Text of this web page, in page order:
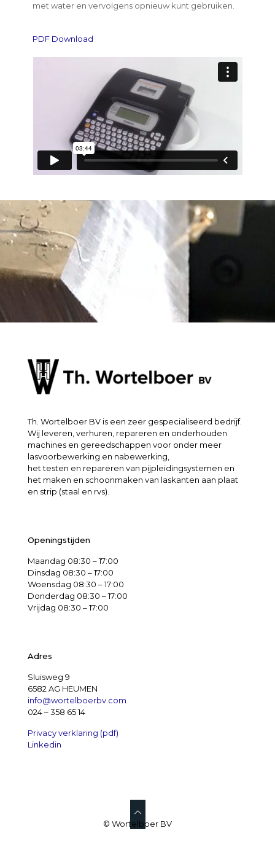
met water en vervolgens opnieuw kunt gebruiken.
PDF Download
Th. Wortelboer BV is een zeer gespecialiseerd bedrijf.
Wij leveren, verhuren, repareren en onderhouden
machines en gereedschappen voor onder meer
lasvoorbewerking en nabewerking,
het testen en repareren van pijpleidingsystemen en
het maken en schoonmaken van laskanten aan plaat
en strip (staal en rvs).
Openingstijden
Maandag 08:30 – 17:00
Dinsdag 08:30 – 17:00
Woensdag 08:30 – 17:00
Donderdag 08:30 – 17:00
Vrijdag 08:30 – 17:00
Adres
Sluisweg 9
6582 AG HEUMEN
info@wortelboerbv.com
024 – 358 65 14
Privacy verklaring (pdf)
Linkedin
© Wortelboer BV